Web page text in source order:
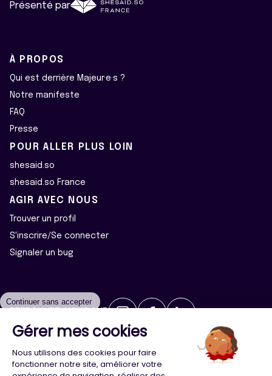
Présenté par
À PROPOS
Qui est derrière Majeur·e·s ?
Notre manifeste
FAQ
Presse
POUR ALLER PLUS LOIN
shesaid.so
shesaid.so France
AGIR AVEC NOUS
Trouver un profil
S'inscrire/Se connecter
Signaler un bug
2026 ©Majeur·e·s - Tous droits réservés
Politique de confidentialité
Cookies
Continuer sans accepter
Gérer mes cookies
Nous utilisons des cookies pour faire
fonctionner notre site, améliorer votre